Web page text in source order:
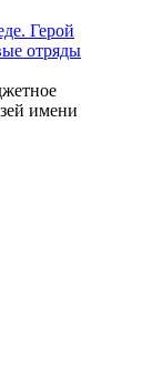
Герой
отряды
имени